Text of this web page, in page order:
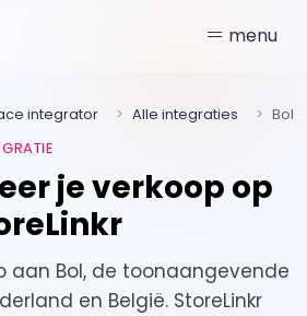
menu
integrator Alle integraties
Bol
je verkoop op
aan Bol, de toonaangevende
en België. StoreLinkr